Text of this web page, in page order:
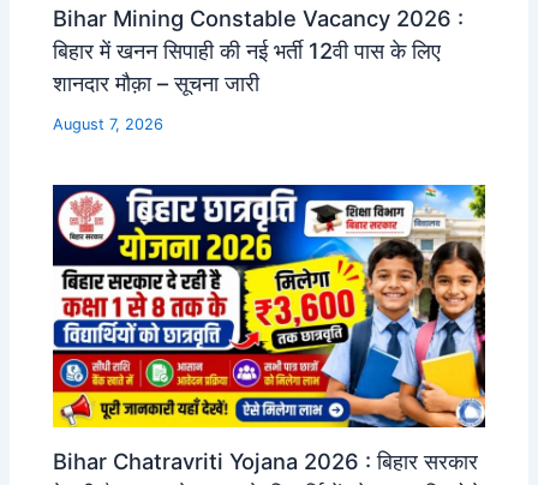
Bihar Mining Constable Vacancy 2026 :
बिहार में खनन सिपाही की नई भर्ती 12वी पास के लिए
शानदार मौक़ा – सूचना जारी
August 7, 2026
Bihar Chatravriti Yojana 2026 : बिहार सरकार